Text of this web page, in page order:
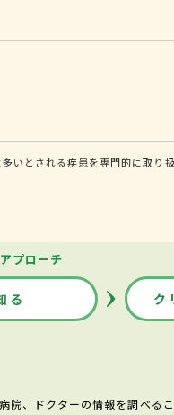
いとされる疾患を専門的に取り扱
プローチ
る ク
、ドクターの情報を調べる